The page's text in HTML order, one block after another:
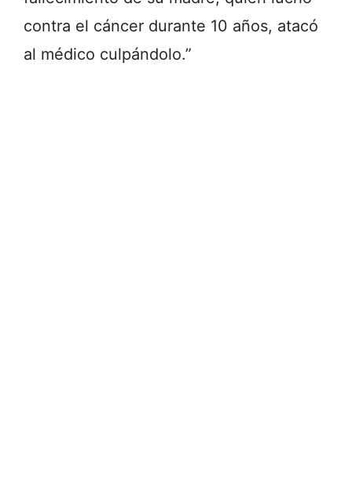
contra el cáncer durante 10 años, atacó
al médico culpándolo.”